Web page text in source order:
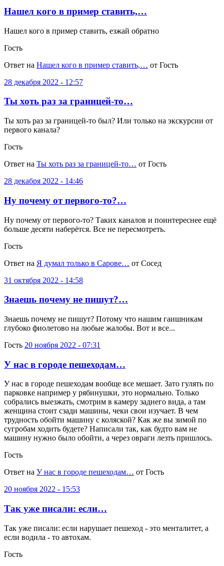
Нашел кого в пример ставить,…
Нашел кого в пример ставить, езжай обратно
Гость
Ответ на Нашел кого в пример ставить,… от Гость
28 декабря 2022 - 12:57
Ты хоть раз за границей-то…
Ты хоть раз за границей-то был? Или только на экскурсии от
первого канала?
Гость
Ответ на Ты хоть раз за границей-то… от Гость
28 декабря 2022 - 14:46
Ну почему от первого-то?…
Ну почему от первого-то? Таких каналов и поинтереснее ещё
больше десяти наберётся. Все не пересмотреть.
Гость
Ответ на Я думал только в Сарове… от Сосед
31 октября 2022 - 14:58
Знаешь почему не пишут?…
Знаешь почему не пишут? Потому что нашим гаишникам
глубоко фиолетово на любые жалобы. Вот и все...
Гость 20 ноября 2022 - 07:31
У нас в городе пешеходам…
У нас в городе пешеходам вообще все мешает. Зато гулять по
парковке например у рябинушки, это нормально. Только
собрались выезжать, смотрим в камеру заднего вида, а там
женщина стоит сзади машины, чеки свои изучает. В чем
трудность обойти машину с коляской? Как же вы зимой по
сугробам ходить будете? Написали так, как будто вам не
машину нужно было обойти, а через овраги лезть пришлось.
Гость
Ответ на У нас в городе пешеходам… от Гость
20 ноября 2022 - 15:53
Так уже писали: если…
Так уже писали: если нарушает пешеход - это менталитет, а
если водила - то автохам.
Гость